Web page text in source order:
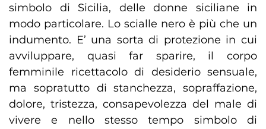
simbolo di Sicilia, delle donne siciliane in
modo particolare. Lo scialle nero è più che un
indumento. E’ una sorta di protezione in cui
avviluppare, quasi far sparire, il corpo
femminile ricettacolo di desiderio sensuale,
ma sopratutto di stanchezza, sopraffazione,
dolore, tristezza, consapevolezza del male di
vivere e nello stesso tempo simbolo di